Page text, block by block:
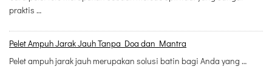
praktis …
Pelet Ampuh Jarak Jauh Tanpa Doa dan Mantra
Pelet ampuh jarak jauh merupakan solusi batin bagi Anda yang …